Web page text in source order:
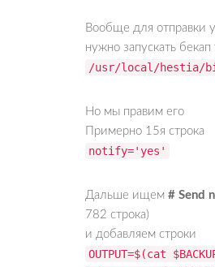
Вообще для отправки
нужно запускать бекап
/usr/local/hestia/
Но мы правим его
Примерно 15я строка
notify='yes'
Дальше ищем # Send
782 строка)
и добавляем строки
OUTPUT=$(cat